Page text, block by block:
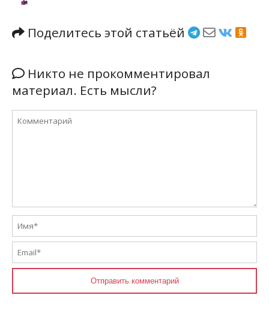
Поделитесь этой статьёй
Никто не прокомментировал
материал. Есть мысли?